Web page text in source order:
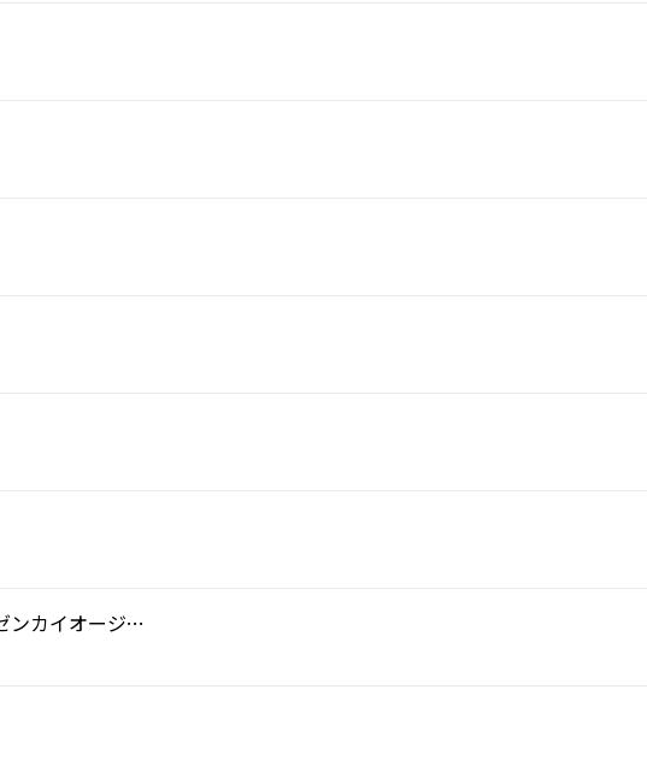
NEVER GIVE UP!スーパーゼンカイオージュラン